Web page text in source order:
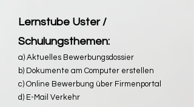
Lernstube Uster /
Schulungsthemen:
a) Aktuelles Bewerbungsdossier
b) Dokumente am Computer erstellen
c) Online Bewerbung über Firmenportal
d) E-Mail Verkehr